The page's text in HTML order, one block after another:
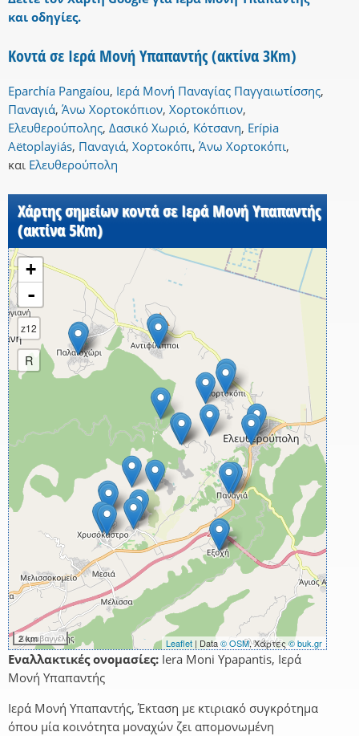
και οδηγίες.
Κοντά σε Ιερά Μονή Υπαπαντής (ακτίνα 3Km)
Eparchía Pangaíou, Iερά Μονή Παναγίας Παγγαιωτίσσης,
Παναγιά, Άνω Χορτοκόπιον, Χορτοκόπιον,
Ελευθερούπολης, Δασικό Χωριό, Κότσανη, Erípia
Aëtoplayiás, Παναγιά, Χορτοκόπι, Άνω Χορτοκόπι,
και Ελευθερούπολη
Χάρτης σημείων κοντά σε Ιερά Μονή Υπαπαντής
(ακτίνα 5Km)
+
-
z12
R
2 km Leaflet | Data© OSM, Χάρτες© buk.gr
Εναλλακτικές ονομασίες: Iera Moni Ypapantis, Ιερά
Μονή Υπαπαντής
Ιερά Μονή Υπαπαντής, Έκταση με κτιριακό συγκρότημα
όπου μία κοινότητα μοναχών ζει απομονωμένη